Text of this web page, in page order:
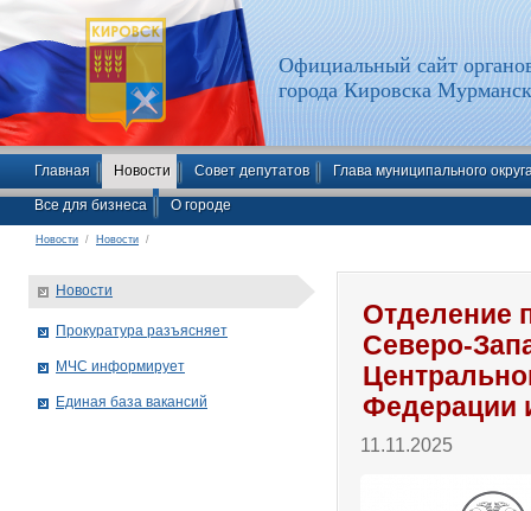
Официальный сайт
города Кировска
Главная Новости Совет депутатов Глава муниципального
Все для бизнеса О городе
Новости / Новости /
Отделение
Северо-
Федерации
11.11.2025
Новости
Прокуратура разъясняет
МЧС информирует
Единая база вакансий